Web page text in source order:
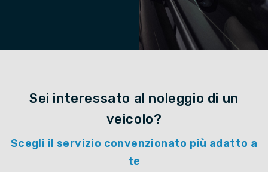
Sei interessato al noleggio di un
veicolo?
Scegli il servizio convenzionato più adatto a
te